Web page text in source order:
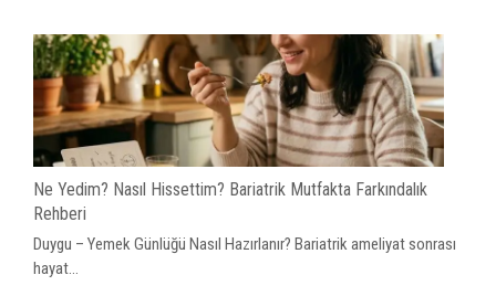
Ne Yedim? Nasıl Hissettim? Bariatrik Mutfakta Farkındalık
Rehberi
Duygu – Yemek Günlüğü Nasıl Hazırlanır? Bariatrik ameliyat sonrası
hayat...